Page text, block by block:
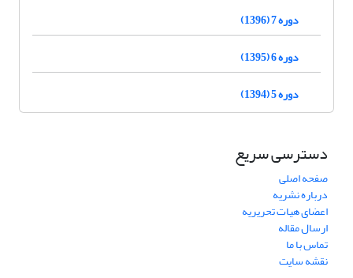
دوره 7 (1396)
دوره 6 (1395)
دوره 5 (1394)
دسترسی سریع
صفحه اصلی
درباره نشریه
اعضای هیات تحریریه
ارسال مقاله
تماس با ما
نقشه سایت